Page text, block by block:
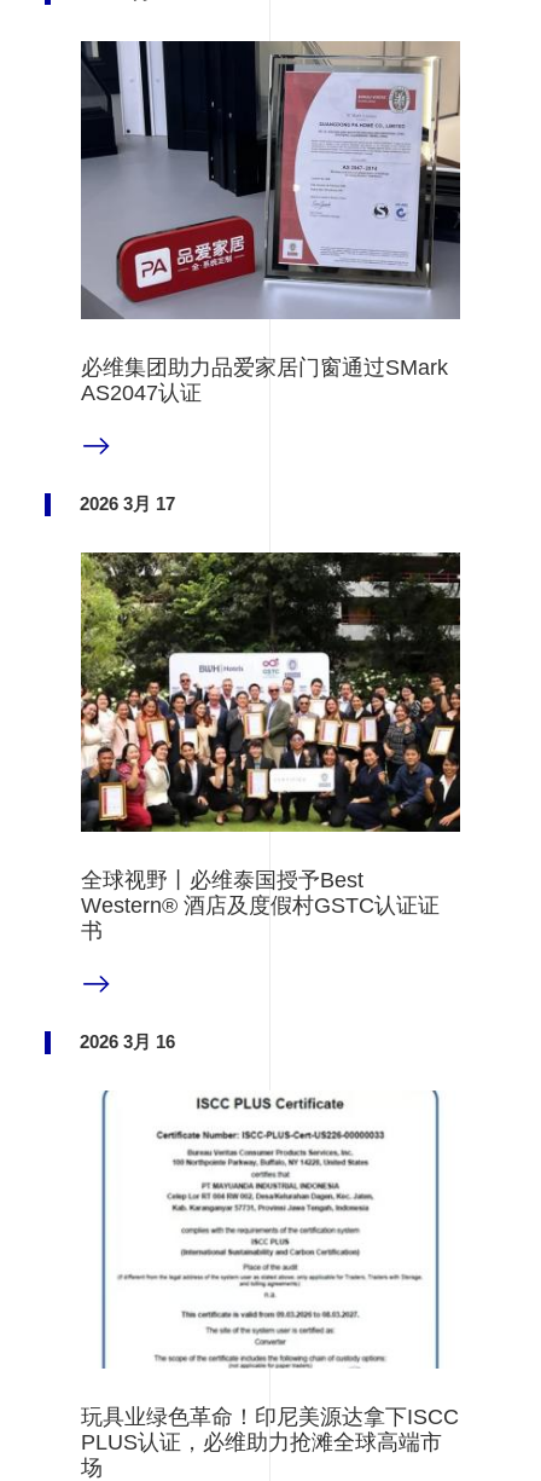
必维集团助力品爱家居门窗通过SMark
AS2047认证
2026 3月 17
全球视野丨必维泰国授予Best
Western® 酒店及度假村GSTC认证证
书
2026 3月 16
玩具业绿色革命！印尼美源达拿下ISCC
PLUS认证，必维助力抢滩全球高端市
场